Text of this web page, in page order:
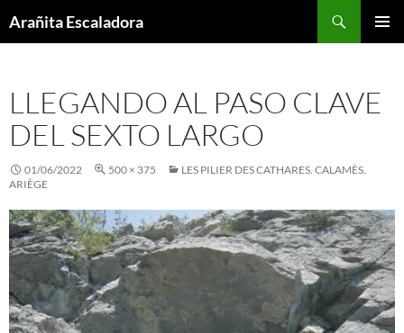
toArañita Escaladora
LLEGANDO AL PASO CLAVE
DEL SEXTO LARGO
01/06/2022 500 × 375
LES PILIER DES CATHARES. CALAMÈS.
ARIÈGE